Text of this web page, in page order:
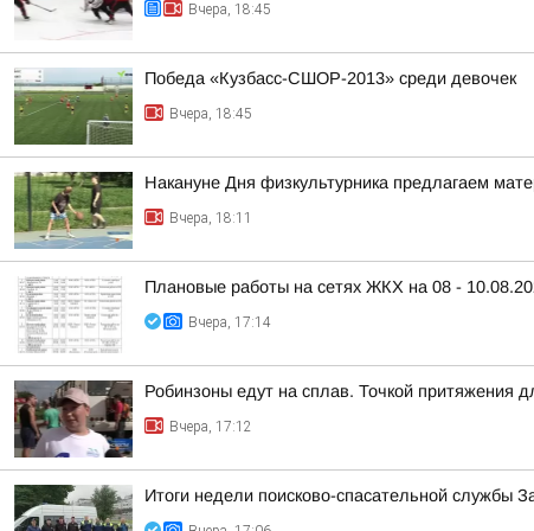
Вчера, 18:45
Победа «Кузбасс-СШОР-2013» среди девочек
Вчера, 18:45
Накануне Дня физкультурника предлагаем
Вчера, 18:11
Плановые работы на сетях ЖКХ на 08 -
Вчера, 17:14
Робинзоны едут на сплав. Точкой притяжения
Вчера, 17:12
Итоги недели поисково-спасательной службы